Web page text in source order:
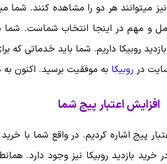
میتوانند هر دو را مشاهده کنند. شما
و مهم در اینجا انتخاب شماست.
روبیکا داریم. شما باید خدماتی که
در روبیکا به موفقیت برسید. اکنون به
افزایش اعتبار پیج شما
پیج اشاره کردیم. در واقع شما با
بازدید روبیکا نیز وجود دارد.